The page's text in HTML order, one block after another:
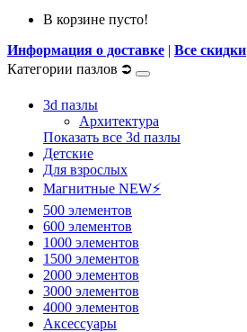
В корзине пусто!
Информация о доставке | Все скидки
Категории пазлов ⮊
3d пазлы
Архитектура
Показать все 3d пазлы
Детские
Для взрослых
Магнитные NEW⚡
500 элементов
600 элементов
1000 элементов
1500 элементов
2000 элементов
3000 элементов
4000 элементов
Аксессуары